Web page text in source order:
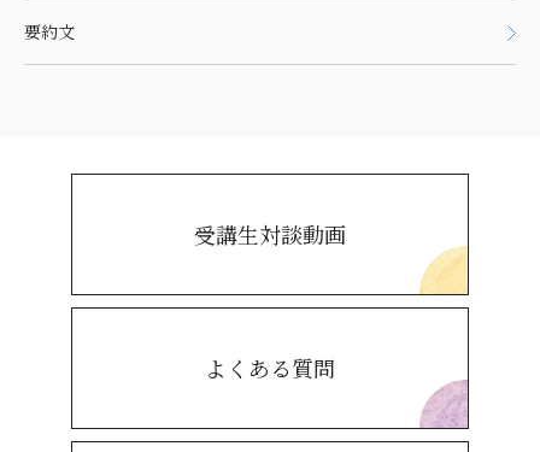
要約文
受講生対談動画
よくある質問